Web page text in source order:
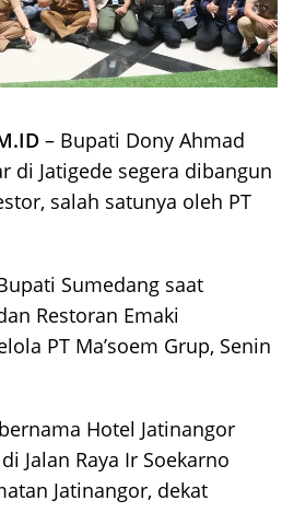
– Bupati Dony Ahmad
di Jatigede segera dibangun
salah satunya oleh PT
Sumedang saat
Restoran Emaki
PT Ma’soem Grup, Senin
Hotel Jatinangor
Jalan Raya Ir Soekarno
Jatinangor, dekat